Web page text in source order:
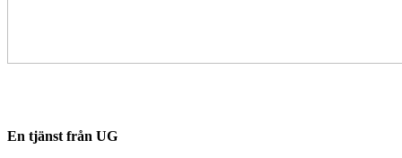
En tjänst från UG